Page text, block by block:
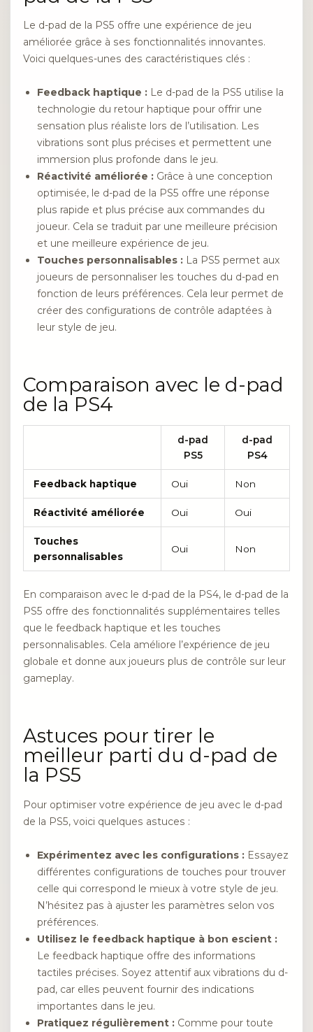
Le d-pad de la PS5 offre une expérience de jeu
améliorée grâce à ses fonctionnalités innovantes.
Voici quelques-unes des caractéristiques clés :
Feedback haptique : Le d-pad de la PS5 utilise la
technologie du retour haptique pour offrir une
sensation plus réaliste lors de l’utilisation. Les
vibrations sont plus précises et permettent une
immersion plus profonde dans le jeu.
Réactivité améliorée : Grâce à une conception
optimisée, le d-pad de la PS5 offre une réponse
plus rapide et plus précise aux commandes du
joueur. Cela se traduit par une meilleure précision
et une meilleure expérience de jeu.
Touches personnalisables : La PS5 permet aux
joueurs de personnaliser les touches du d-pad en
fonction de leurs préférences. Cela leur permet de
créer des configurations de contrôle adaptées à
leur style de jeu.
Comparaison avec le d-pad
de la PS4
d-pad
PS5
d-pad
PS4
Feedback haptique Oui Non
Réactivité améliorée Oui Oui
Touches
personnalisables
Oui Non
En comparaison avec le d-pad de la PS4, le d-pad de la
PS5 offre des fonctionnalités supplémentaires telles
que le feedback haptique et les touches
personnalisables. Cela améliore l’expérience de jeu
globale et donne aux joueurs plus de contrôle sur leur
gameplay.
Astuces pour tirer le
meilleur parti du d-pad de
la PS5
Pour optimiser votre expérience de jeu avec le d-pad
de la PS5, voici quelques astuces :
Expérimentez avec les configurations : Essayez
différentes configurations de touches pour trouver
celle qui correspond le mieux à votre style de jeu.
N’hésitez pas à ajuster les paramètres selon vos
préférences.
Utilisez le feedback haptique à bon escient :
Le feedback haptique offre des informations
tactiles précises. Soyez attentif aux vibrations du d-
pad, car elles peuvent fournir des indications
importantes dans le jeu.
Pratiquez régulièrement : Comme pour toute